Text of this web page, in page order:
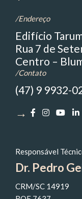
/Endereço
Edifício
Rua 7 de
Centro –
/Contato
(47) 9 9932-
→
Responsável
Dr. Pedro
CRM/SC 14919